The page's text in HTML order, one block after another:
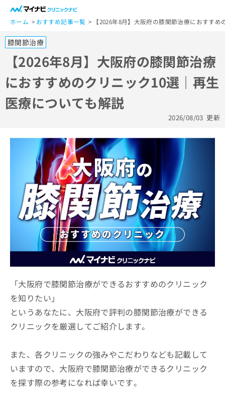
ホーム おすすめ記事一覧 【2026年8月】大阪府の膝関節治療におすす
膝関節治療
【2026年8月】大阪府の膝関節治療
におすすめのクリニック10選｜再生
医療についても解説
2026/08/03 更新
「大阪府で膝関節治療ができるおすすめのクリニック
を知りたい」
というあなたに、大阪府で評判の膝関節治療ができる
クリニックを厳選してご紹介します。
また、各クリニックの強みやこだわりなども記載して
いますので、大阪府で膝関節治療ができるクリニック
を探す際の参考になれば幸いです。
一
般
ー
ザ
ー
の
方
は
こ
ニ
ナ
関
る
お
問
い
わ
せ
は
こ
ち
ら
広
告
出
稿
の
問
合
わ
広
告
代
店
方
は
ち